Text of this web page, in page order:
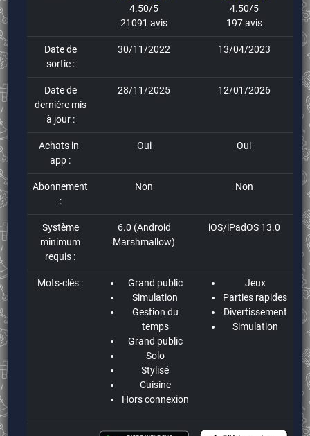
4.50/5
21091 avis
4.50/5
197 avis
Date de
sortie :
30/11/2022 13/04/2023
Date de
dernière mis
à jour :
28/11/2025 12/01/2026
Achats in-
app :
Oui Oui
Abonnement
:
Non Non
Système
minimum
requis :
6.0 (Android
Marshmallow)
iOS/iPadOS 13.0
Mots-clés :
Grand public
Simulation
Gestion du
temps
Grand public
Solo
Stylisé
Cuisine
Hors connexion
Jeux
Parties rapides
Divertissement
Simulation